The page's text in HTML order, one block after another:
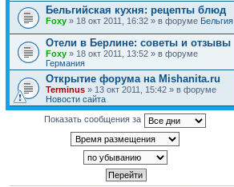
Бельгийская кухня: рецепты блюд
Foxy » 18 окт 2011, 16:32 » в форуме Бельгия
Отели в Берлине: советы и отзывы
Foxy » 18 окт 2011, 13:52 » в форуме
Германия
Открытие форума на Mishanita.ru
Terminus » 13 окт 2011, 15:42 » в форуме
Новости сайта
Показать сообщения за